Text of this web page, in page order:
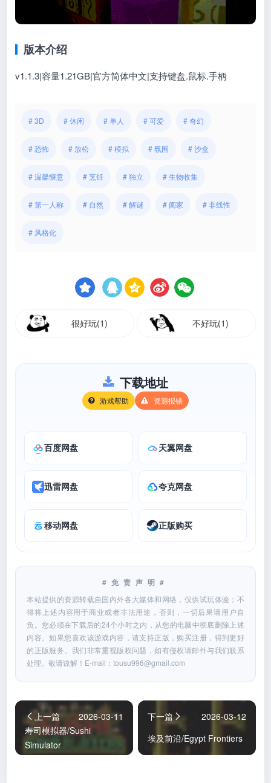
版本介绍
v1.1.3|容量1.21GB|官方简体中文|支持键盘.鼠标.手柄
# 3D # 休闲 # 单人 # 可爱 # 奇幻
# 恐怖 # 放松 # 模拟 # 氛围 # 沙盒
# 温馨惬意 # 烹饪 # 独立 # 生物收集
# 第一人称 # 自然 # 解谜 # 阖家 # 非线性
# 风格化
很好玩(1) 不好玩(1)
下载地址
游戏帮助 资源报错
百度网盘 天翼网盘
迅雷网盘 夸克网盘
移动网盘 正版购买
#免责声明#
本站提供的资源转载自国内外各大媒体和网络，仅供试玩体验；不
得将上述内容用于商业或者非法用途，否则，一切后果请用户自
负。您必须在下载后的24个小时之内，从您的电脑中彻底删除上述
内容。如果您喜欢该游戏内容，请支持正版，购买注册，得到更好
的正版服务。我们非常重视版权问题，如有侵权请邮件与我们联系
处理。敬请谅解！E-mail：tousu996@gmail.com
上一篇
2026-03-11
寿司模拟器/Sushi
Simulator
下一篇
2026-03-12
埃及前沿/Egypt Frontiers